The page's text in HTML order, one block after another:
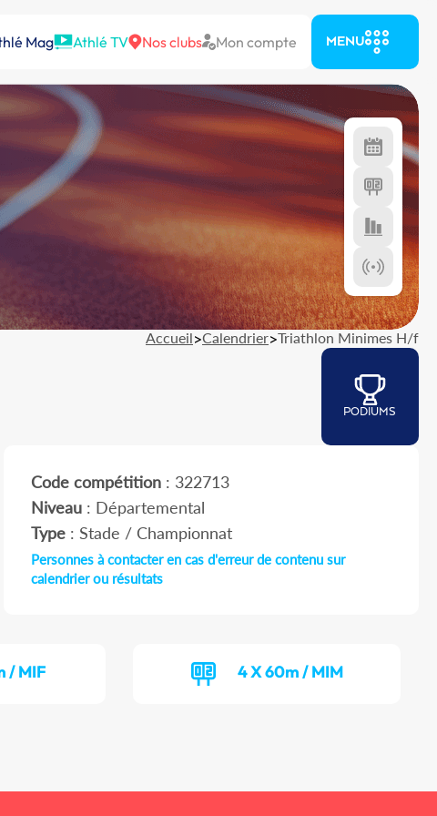
Mag Athlé TV Nos clubs Mon compte MENU
Accueil>Calendrier>Triathlon Minimes H/f
PODIUMS
Code compétition: 322713
Niveau: Départemental
Type: Stade / Championnat
Personnes à contacter en cas d'erreur de contenu sur
calendrier ou résultats
/ MIF 4 X 60m / MIM